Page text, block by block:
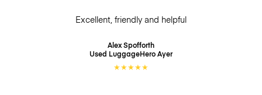
Excellent, friendly and helpful
Alex Spofforth
Used LuggageHeroAyer
★★★★★